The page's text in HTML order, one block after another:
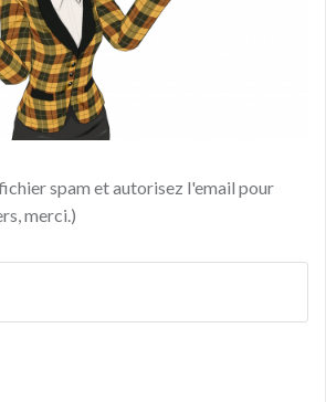
spam et autorisez l'email pour
merci.)